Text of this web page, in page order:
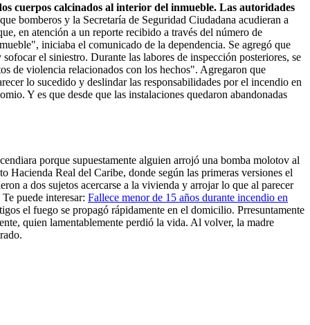
cuerpos calcinados al interior del inmueble. Las autoridades
bomberos y la Secretaría de Seguridad Ciudadana acudieran a
en atención a un reporte recibido a través del número de
iniciaba el comunicado de la dependencia. Se agregó que
el siniestro. Durante las labores de inspección posteriores, se
de violencia relacionados con los hechos". Agregaron que
lo sucedido y deslindar las responsabilidades por el incendio en
Y es que desde que las instalaciones quedaron abandonadas
porque supuestamente alguien arrojó una bomba molotov al
Hacienda Real del Caribe, donde según las primeras versiones el
a dos sujetos acercarse a la vivienda y arrojar lo que al parecer
puede interesar: Fallece menor de 15 años durante incendio en
el fuego se propagó rápidamente en el domicilio. Prresuntamente
quien lamentablemente perdió la vida. Al volver, la madre